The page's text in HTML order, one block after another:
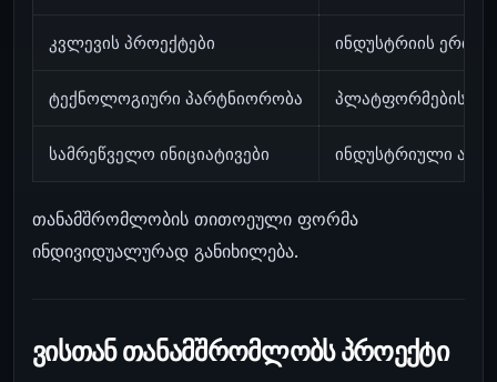
კვლევის პროექტები ინდუსტრიის
ტექნოლოგიური პარტნიორობა პლატფორმებისა
სამრეწველო ინიციატივები ინდუსტრიული
თანამშრომლობის თითოეული ფორმა
ინდივიდუალურად განიხილება.
ვისთან თანამშრომლობს პროექტი